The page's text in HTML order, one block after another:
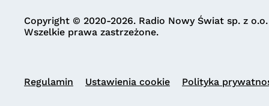
Copyright © 2020-2026. Radio Nowy Świat sp. z o.o.
Wszelkie prawa zastrzeżone.
Regulamin Ustawienia cookie Polityka